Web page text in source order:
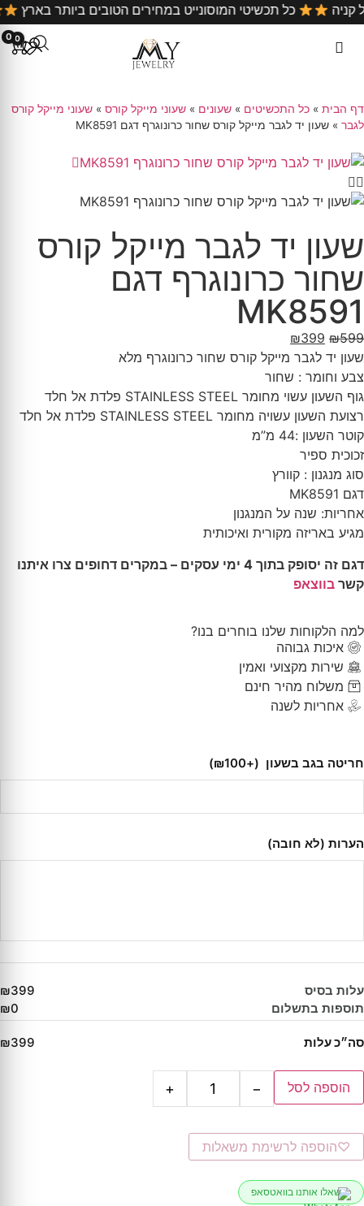
על כל קניה כל תכשיטי המוסונייט במחירים הטובים ביותר
0 0
דף הבית » כל התכשיטים » שעונים » שעוני מייקל קורס » שעוני מייקל קורס
לגבר » שעון יד לגבר מייקל קורס שחור כרונוגרף דגם MK8591
שעון יד לגבר מייקל קורס
שחור כרונוגרף דגם
MK8591
₪599
₪399
שעון יד לגבר מייקל קורס שחור כרונוגרף מלא
צבע וחומר : שחור
גוף השעון עשוי מחומר STAINLESS STEEL פלדת אל חלד
רצועת השעון עשויה מחומר STAINLESS STEEL פלדת אל חלד
קוטר השעון :44 מ”מ
זכוכית ספיר
סוג מנגנון : קוורץ
דגם MK8591
אחריות: שנה על המנגנון
מגיע באריזה מקורית ואיכותית
דגם זה יסופק בתוך 4 ימי עסקים – במקרים דחופים צרו איתנו
קשר בווצאפ
למה הלקוחות שלנו בוחרים בנו?
איכות גבוהה
שירות מקצועי ואמין
משלוח מהיר חינם
אחריות לשנה
חריטה בגב בשעון (+₪100)
הערות (לא חובה)
עלות בסיס
₪399
תוספות בתשלום
₪0
סה״כ עלות ₪399
−
+ הוספה לסל
♡הוספה לרשימת משאלות
שאלו אותנו בוואטסאפ